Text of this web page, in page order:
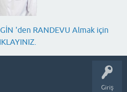
'den RANDEVU Almak için
Giriş